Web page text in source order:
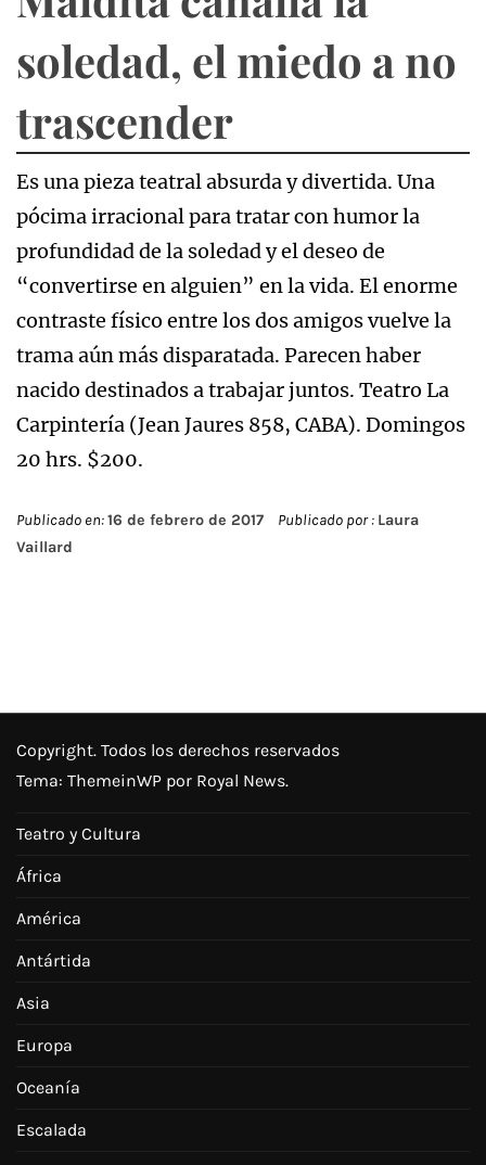
soledad, el miedo a no
trascender
Es una pieza teatral absurda y divertida. Una
pócima irracional para tratar con humor la
profundidad de la soledad y el deseo de
“convertirse en alguien” en la vida. El enorme
contraste físico entre los dos amigos vuelve la
trama aún más disparatada. Parecen haber
nacido destinados a trabajar juntos. Teatro La
Carpintería (Jean Jaures 858, CABA). Domingos
20 hrs. $200.
Publicado en:16 de febrero de 2017 Publicado por : Laura
Vaillard
Copyright. Todos los derechos reservados
Tema: ThemeinWP por Royal News.
Teatro y Cultura
África
América
Antártida
Asia
Europa
Oceanía
Escalada